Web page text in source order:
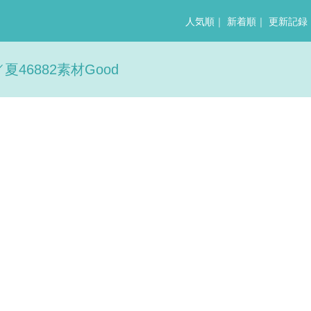
人気順 ｜ 新着順 ｜ 更新記録
46882素材Good